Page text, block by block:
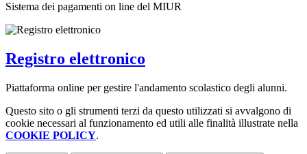
Sistema dei pagamenti on line del MIUR
Registro elettronico
Piattaforma online per gestire l'andamento scolastico degli alunni.
Questo sito o gli strumenti terzi da questo utilizzati si avvalgono di
cookie necessari al funzionamento ed utili alle finalità illustrate nella
COOKIE POLICY.